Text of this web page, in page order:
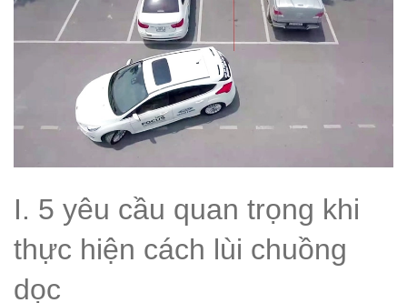
I. 5 yêu cầu quan trọng khi
thực hiện cách lùi chuồng
dọc